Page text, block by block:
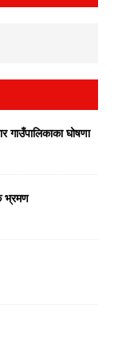
गाउँपालिकाका घोषणा
भ्रमण